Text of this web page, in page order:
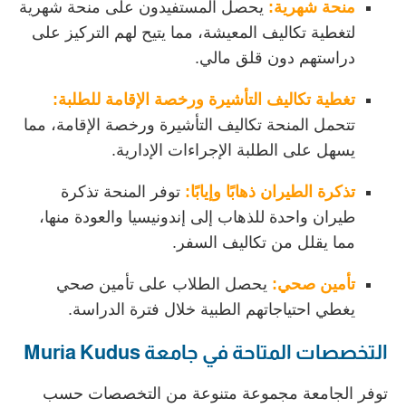
منحة شهرية: يحصل المستفيدون على منحة شهرية
لتغطية تكاليف المعيشة، مما يتيح لهم التركيز على
دراستهم دون قلق مالي.
تغطية تكاليف التأشيرة ورخصة الإقامة للطلبة:
تتحمل المنحة تكاليف التأشيرة ورخصة الإقامة، مما
يسهل على الطلبة الإجراءات الإدارية.
تذكرة الطيران ذهابًا وإيابًا: توفر المنحة تذكرة
طيران واحدة للذهاب إلى إندونيسيا والعودة منها،
مما يقلل من تكاليف السفر.
تأمين صحي: يحصل الطلاب على تأمين صحي
يغطي احتياجاتهم الطبية خلال فترة الدراسة.
التخصصات المتاحة في جامعة Muria Kudus
توفر الجامعة مجموعة متنوعة من التخصصات حسب